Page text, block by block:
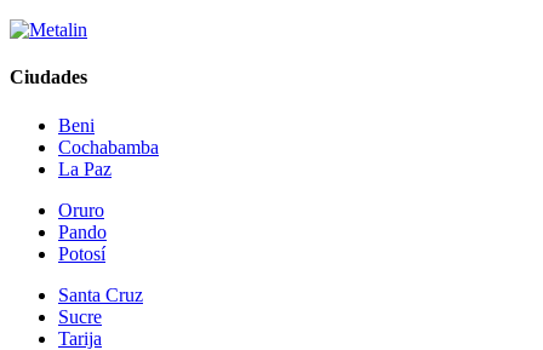
Ciudades
Beni
Cochabamba
La Paz
Oruro
Pando
Potosí
Santa Cruz
Sucre
Tarija